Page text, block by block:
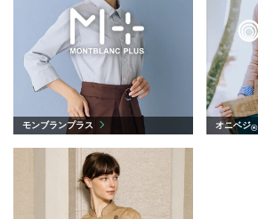
モンブランプラス オニベジ®